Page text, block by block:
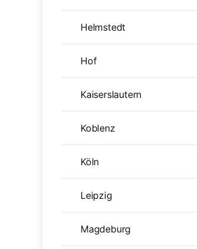
Helmstedt
Hof
Kaiserslautern
Koblenz
Köln
Leipzig
Magdeburg